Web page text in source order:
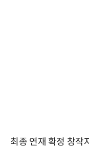
최종 연재 확정 창작